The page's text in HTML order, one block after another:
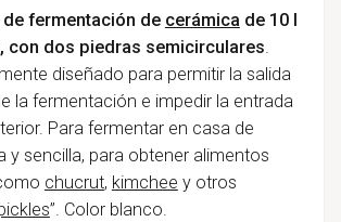
fermentación de cerámica de 10 l
con dos piedras semicirculares.
diseñado para permitir la salida
la fermentación e impedir la entrada
Para fermentar en casa de
y sencilla, para obtener alimentos
chucrut, kimchee y otros
”. Color blanco.